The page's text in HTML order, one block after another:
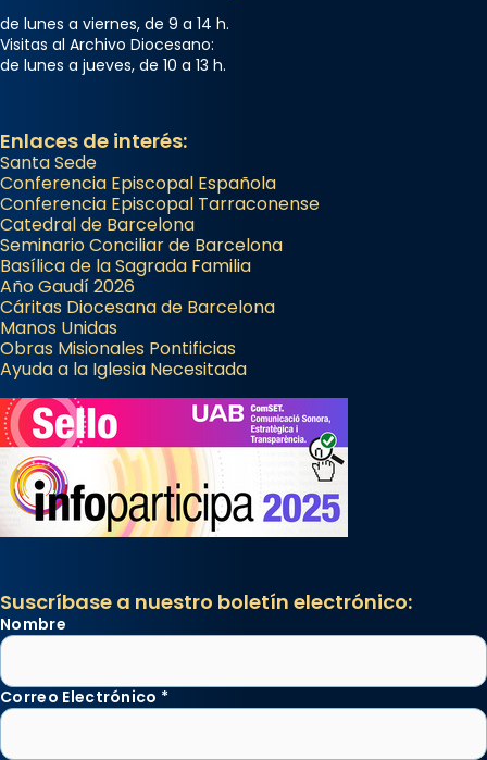
de lunes a viernes, de 9 a 14 h.
Visitas al Archivo Diocesano:
de lunes a jueves, de 10 a 13 h.
Enlaces de interés:
Santa Sede
Conferencia Episcopal Española
Conferencia Episcopal Tarraconense
Catedral de Barcelona
Seminario Conciliar de Barcelona
Basílica de la Sagrada Familia
Año Gaudí 2026
Cáritas Diocesana de Barcelona
Manos Unidas
Obras Misionales Pontificias
Ayuda a la Iglesia Necesitada
Suscríbase a nuestro boletín electrónico:
Nombre
Correo Electrónico *